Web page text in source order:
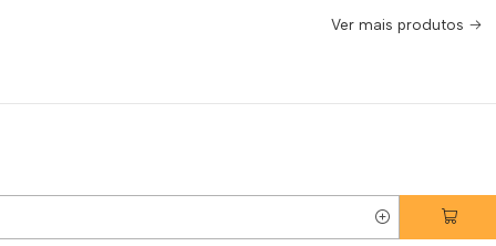
Ver mais produtos